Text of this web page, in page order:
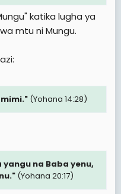
katika lugha ya
mtu ni Mungu.
(Yohana 14:28)
na Baba yenu,
(Yohana 20:17)